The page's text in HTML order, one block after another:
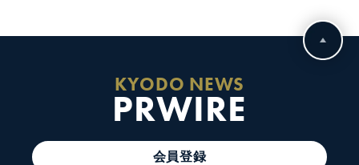
KYODO NEWS
PRWIRE
会員登録